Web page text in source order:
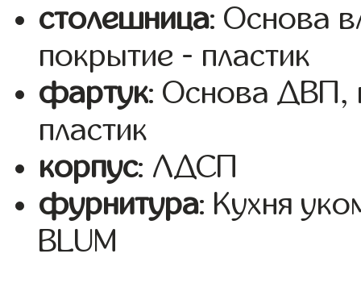
столешница: Основа
покрытие - пластик
фартук: Основа ДВП,
пластик
корпус: ЛДСП
фурнитура: Кухня
BLUM